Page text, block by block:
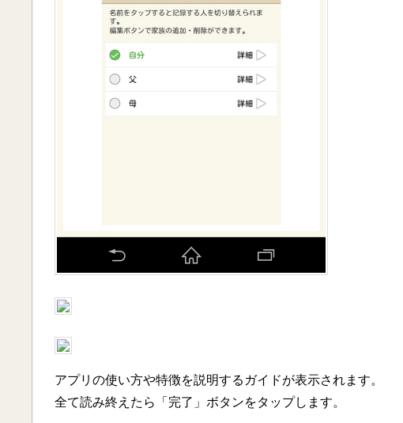
アプリの使い方や特徴を説明するガイドが表示されます。
全て読み終えたら「完了」ボタンをタップします。